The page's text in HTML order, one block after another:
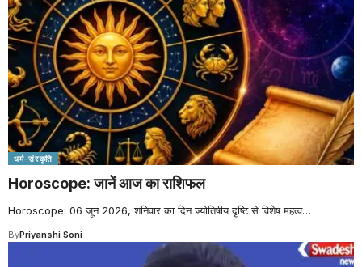
धर्म-संस्कृति
Horoscope: जानें आज का राशिफल
Horoscope: 06 जून 2026, शनिवार का दिन ज्योतिषीय दृष्टि से विशेष महत्व…
ByPriyanshi Soni